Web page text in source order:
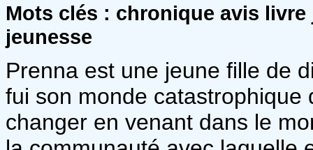
Mots clés : chronique avis
jeunesse
Prenna est une jeune fille de
fui son monde
changer en venant dans le